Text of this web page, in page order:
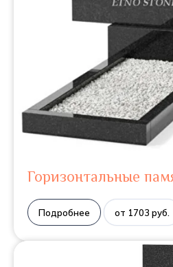
Горизонтальные
Подробнее от 1703 руб.